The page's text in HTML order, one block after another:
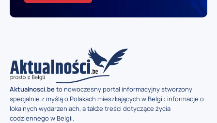
Aktualnosci.beto nowoczesny portal informacyjny stworzony
specjalnie z myślą o Polakach mieszkających w Belgii: informacje o
lokalnych wydarzeniach, a także treści dotyczące życia
codziennego w Belgii.